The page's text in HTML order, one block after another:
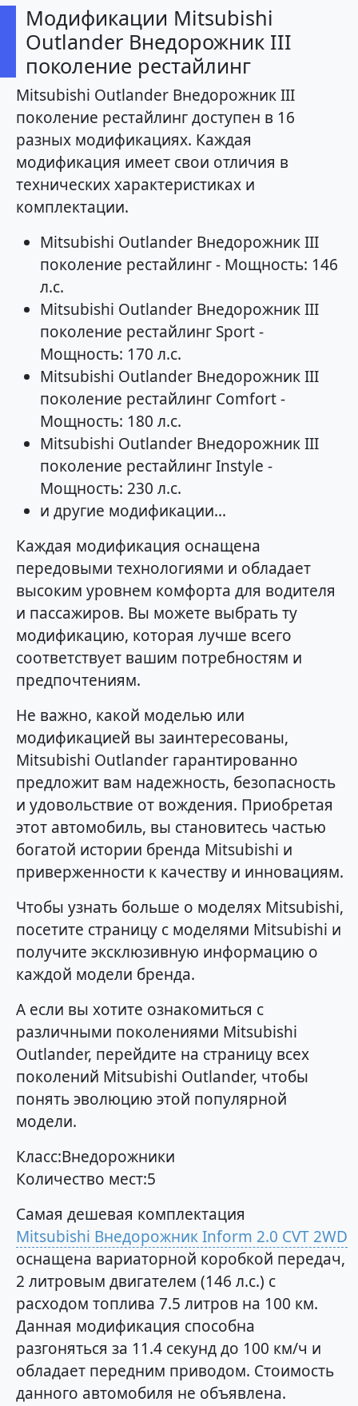
Модификации Mitsubishi
Outlander Внедорожник III
поколение рестайлинг
Mitsubishi Outlander Внедорожник III
поколение рестайлинг доступен в 16
разных модификациях. Каждая
модификация имеет свои отличия в
технических характеристиках и
комплектации.
Mitsubishi Outlander Внедорожник III
поколение рестайлинг - Мощность: 146
л.с.
Mitsubishi Outlander Внедорожник III
поколение рестайлинг Sport -
Мощность: 170 л.с.
Mitsubishi Outlander Внедорожник III
поколение рестайлинг Comfort -
Мощность: 180 л.с.
Mitsubishi Outlander Внедорожник III
поколение рестайлинг Instyle -
Мощность: 230 л.с.
и другие модификации...
Каждая модификация оснащена
передовыми технологиями и обладает
высоким уровнем комфорта для водителя
и пассажиров. Вы можете выбрать ту
модификацию, которая лучше всего
соответствует вашим потребностям и
предпочтениям.
Не важно, какой моделью или
модификацией вы заинтересованы,
Mitsubishi Outlander гарантированно
предложит вам надежность, безопасность
и удовольствие от вождения. Приобретая
этот автомобиль, вы становитесь частью
богатой истории бренда Mitsubishi и
приверженности к качеству и инновациям.
Чтобы узнать больше о моделях Mitsubishi,
посетите страницу с моделями Mitsubishi и
получите эксклюзивную информацию о
каждой модели бренда.
А если вы хотите ознакомиться с
различными поколениями Mitsubishi
Outlander, перейдите на страницу всех
поколений Mitsubishi Outlander, чтобы
понять эволюцию этой популярной
модели.
Класс:Внедорожники
Количество мест:5
Самая дешевая комплектация
Mitsubishi Внедорожник Inform 2.0 CVT 2WD
оснащена вариаторной коробкой передач,
2 литровым двигателем (146 л.с.) с
расходом топлива 7.5 литров на 100 км.
Данная модификация способна
разгоняться за 11.4 секунд до 100 км/ч и
обладает передним приводом. Стоимость
данного автомобиля не объявлена.